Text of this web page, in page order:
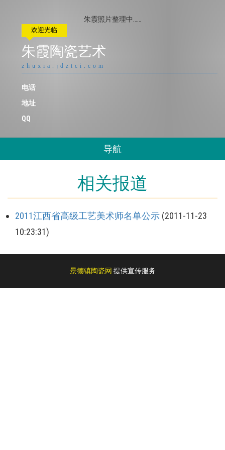
朱霞照片整理中……
欢迎光临
朱霞陶瓷艺术
zhuxia.jdztci.com
电话
地址
QQ
导航
相关报道
2011江西省高级工艺美术师名单公示 (2011-11-23
10:23:31)
景德镇陶瓷网 提供宣传服务